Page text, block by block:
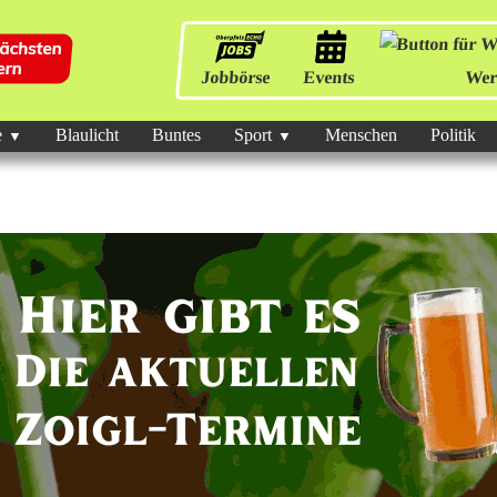
Jobbörse Events
Blaulicht Buntes Sport Menschen Politik